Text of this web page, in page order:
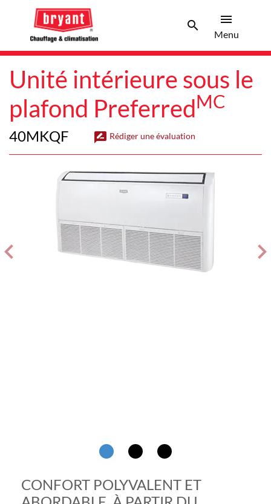
search menu
Menu
Unité intérieure sous le
plafond PreferredMC
40MKQF rate_review Rédiger une évaluation
CONFORT POLYVALENT ET